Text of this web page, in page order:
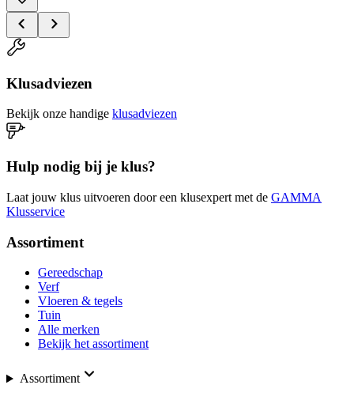
Klusadviezen
Bekijk onze handige klusadviezen
Hulp nodig bij je klus?
Laat jouw klus uitvoeren door een klusexpert met de GAMMA
Klusservice
Assortiment
Gereedschap
Verf
Vloeren & tegels
Tuin
Alle merken
Bekijk het assortiment
Assortiment